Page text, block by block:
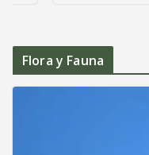
Flora y Fauna